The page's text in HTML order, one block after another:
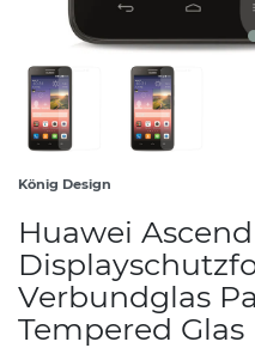
König Design
Huawei
Verbundglas
Tempered Glas